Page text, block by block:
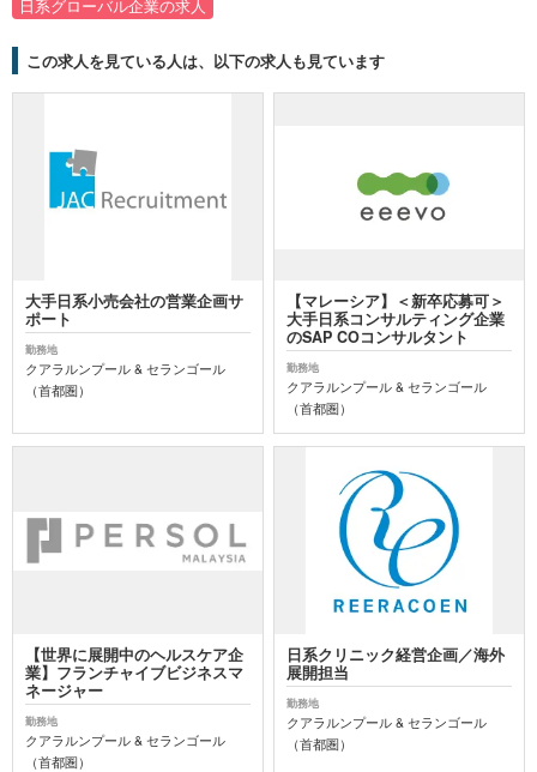
日系グローバル企業の求人
この求人を見ている人は、以下の求人も見ています
大手日系小売会社の営業企画サ
ポート
勤務地
クアラルンプール & セランゴール
（首都圏）
【マレーシア】＜新卒応募可＞
大手日系コンサルティング企業
のSAP COコンサルタント
勤務地
クアラルンプール & セランゴール
（首都圏）
【世界に展開中のヘルスケア企
業】フランチャイブビジネスマ
ネージャー
勤務地
クアラルンプール & セランゴール
（首都圏）
日系クリニック経営企画／海外
展開担当
勤務地
クアラルンプール & セランゴール
（首都圏）